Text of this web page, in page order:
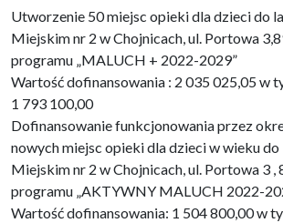
Utworzenie 50 miejsc opieki dla dzieci do
Miejskim nr 2 w Chojnicach, ul. Portowa
programu „MALUCH + 2022-2029”
Wartość dofinansowania : 2 035 025,05 w
1 793 100,00
Dofinansowanie funkcjonowania przez
nowych miejsc opieki dla dzieci w wieku do
Miejskim nr 2 w Chojnicach, ul. Portowa 3 ,
programu „AKTYWNY MALUCH 2022-
Wartość dofinansowania: 1 504 800,00 w